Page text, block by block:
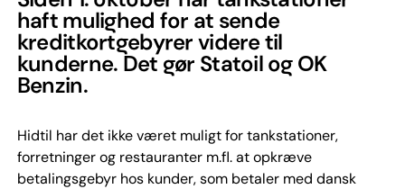
haft mulighed for at sende
kreditkortgebyrer videre til
kunderne. Det gør Statoil og OK
Benzin.
Hidtil har det ikke været muligt for tankstationer,
forretninger og restauranter m.fl. at opkræve
betalingsgebyr hos kunder, som betaler med dansk